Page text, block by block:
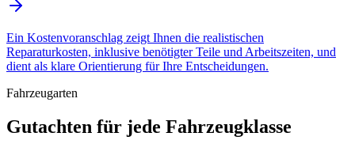
Ein Kostenvoranschlag zeigt Ihnen die realistischen
Reparaturkosten, inklusive benötigter Teile und Arbeitszeiten, und
dient als klare Orientierung für Ihre Entscheidungen.
Fahrzeugarten
Gutachten für jede Fahrzeugklasse